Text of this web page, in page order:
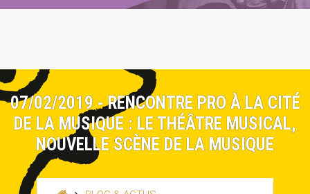
07/02/2019 - RENCONTRE PRO À LA CITÉ
DE LA MUSIQUE : LE THÉÂTRE MUSICAL,
NOUVELLE SCÈNE DE LA MUSIQUE